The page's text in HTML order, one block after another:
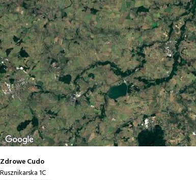
Zestawy
Akcesoria do saturatorów
Zdrowe Cudo
Rusznikarska 1C